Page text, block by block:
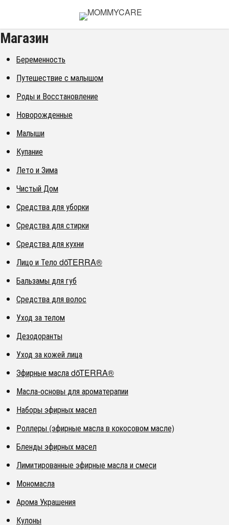
Магазин
Беременность
Путешествие с малышом
Роды и Восстановление
Новорожденные
Малыши
Купание
Лето и Зима
Чистый Дом
Средства для уборки
Средства для стирки
Средства для кухни
Лицо и Тело dōTERRA®
Бальзамы для губ
Средства для волос
Уход за телом
Дезодоранты
Уход за кожей лица
Эфирные масла dōTERRA®
Масла-основы для ароматерапии
Наборы эфирных масел
Роллеры (эфирные масла в кокосовом масле)
Бленды эфирных масел
Лимитированные эфирные масла и смеси
Мономасла
Арома Украшения
Кулоны